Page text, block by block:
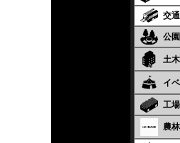
交
公園
土
イ
工
農